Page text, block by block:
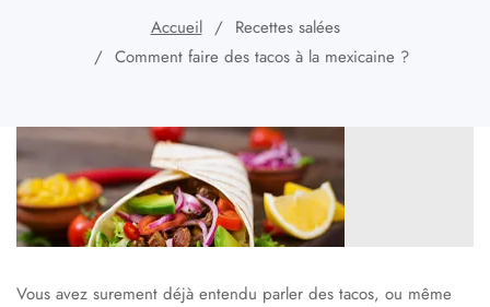
Accueil
Recettes salées
Comment faire des tacos à la mexicaine ?
Vous avez surement déjà entendu parler des tacos, ou même